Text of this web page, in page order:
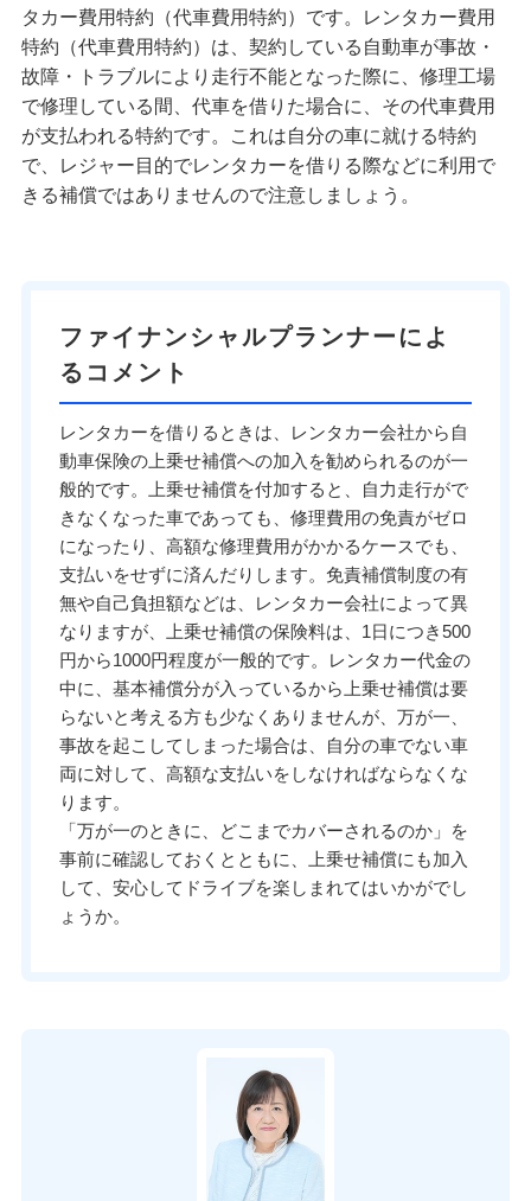
タカー費用特約（代車費用特約）です。レンタカー費用
特約（代車費用特約）は、契約している自動車が事故・
故障・トラブルにより走行不能となった際に、修理工場
で修理している間、代車を借りた場合に、その代車費用
が支払われる特約です。これは自分の車に就ける特約
で、レジャー目的でレンタカーを借りる際などに利用で
きる補償ではありませんので注意しましょう。
ファイナンシャルプランナーによ
るコメント
レンタカーを借りるときは、レンタカー会社から自
動車保険の上乗せ補償への加入を勧められるのが一
般的です。上乗せ補償を付加すると、自力走行がで
きなくなった車であっても、修理費用の免責がゼロ
になったり、高額な修理費用がかかるケースでも、
支払いをせずに済んだりします。免責補償制度の有
無や自己負担額などは、レンタカー会社によって異
なりますが、上乗せ補償の保険料は、1日につき500
円から1000円程度が一般的です。レンタカー代金の
中に、基本補償分が入っているから上乗せ補償は要
らないと考える方も少なくありませんが、万が一、
事故を起こしてしまった場合は、自分の車でない車
両に対して、高額な支払いをしなければならなくな
ります。
「万が一のときに、どこまでカバーされるのか」を
事前に確認しておくとともに、上乗せ補償にも加入
して、安心してドライブを楽しまれてはいかがでし
ょうか。